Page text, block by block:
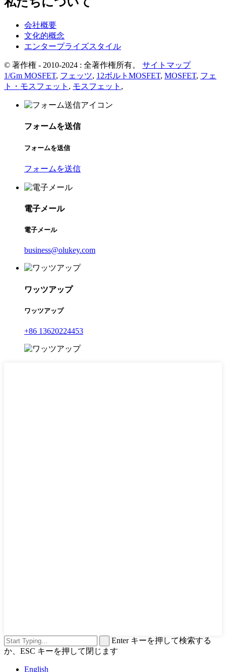
会社概要
文化的概念
エンタープライズスタイル
© 著作権 - 2010-2024 : 全著作権所有。
サイトマップ
1/Gm MOSFET, フェッツ, 12ボルトMOSFET, MOSFET, フェ
ト・モスフェット , モスフェット ,
フォームを送信
フォームを送信
フォームを送信
電子メール
電子メール
business@olukey.com
ワッツアップ
ワッツアップ
+86 13620224453
Enter キーを押して検索する
か、ESC キーを押して閉じます
English